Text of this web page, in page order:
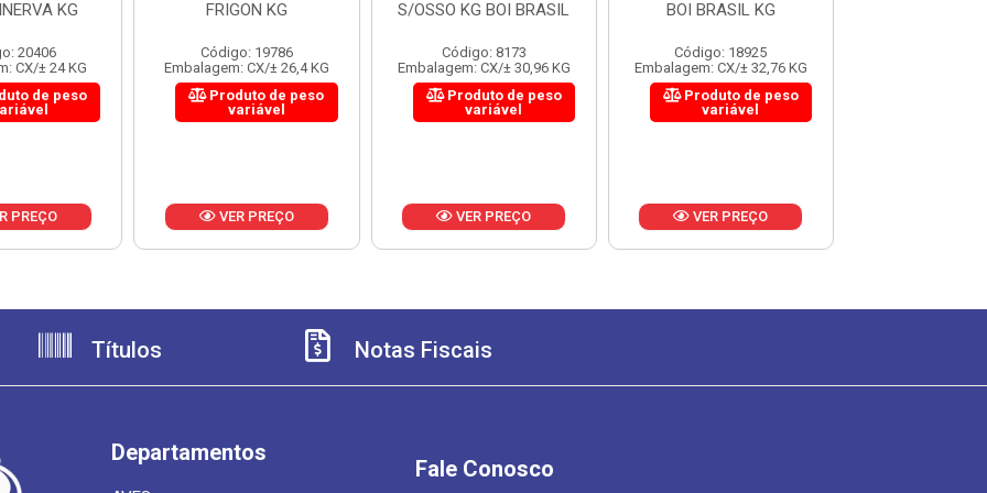
KG
20406
CX/± 24 KG
de peso
PREÇO
FRIGON KG
Código: 19786
Embalagem: CX/± 26,4 KG
Produto de peso
variável
VER PREÇO
S/OSSO KG BOI BRASIL
Código: 8173
Embalagem: CX/± 30,96 KG
Produto de peso
variável
VER PREÇO
BOI BRASIL KG
Código: 18925
Embalagem: CX/± 32,76 KG
Produto de peso
variável
VER PREÇO
Títulos Notas Fiscais
Departamentos
Fale Conosco